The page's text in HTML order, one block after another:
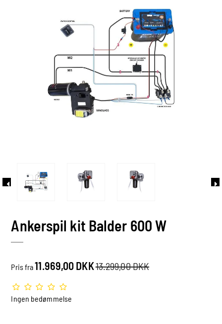
Ankerspil kit Balder 600 W
Pris fra11.969,00 DKK13.299,00 DKK
Ingen bedømmelse